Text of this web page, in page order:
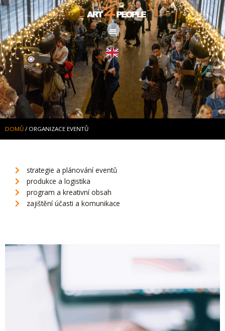
Přeskočit
na
obsah
DOMŮ / ORGANIZACE EVENTŮ
strategie a plánování eventů
produkce a logistika
program a kreativní obsah
zajištění účasti a komunikace
PROJEKTOVÉ ŘÍZENÍ
zodpovědnost za projekt
plánování a koordinace
administrativa a rozpočty